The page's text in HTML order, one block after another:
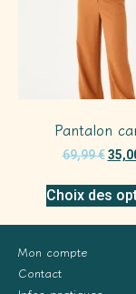
Pantalon
69,99€
Choix des
Mon compte
Contact